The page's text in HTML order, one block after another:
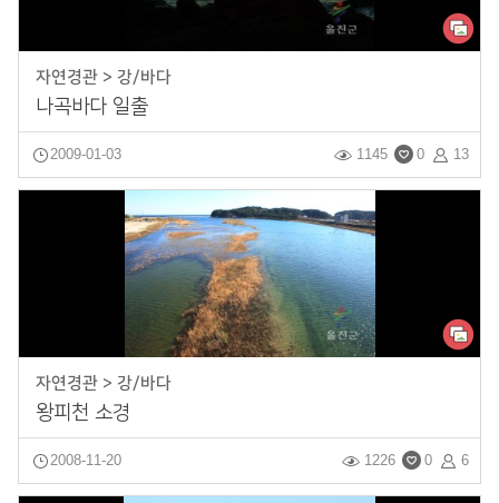
자연경관 > 강/바다
나곡바다 일출
2009-01-03 13
0
1145
자연경관 > 강/바다
왕피천 소경
2008-11-20 6
0
1226